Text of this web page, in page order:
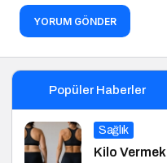
YORUM GÖNDER
Popüler Haberler
Sağlık
Kilo Vermek